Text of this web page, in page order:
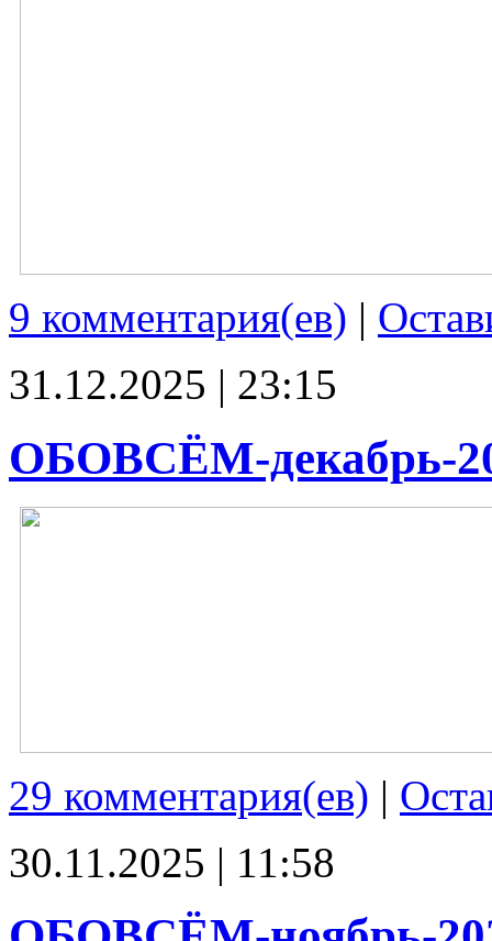
9 комментария(ев) |
31.12.2025 | 23:15
ОБОВСЁМ-декабрь-
29 комментария(ев) |
30.11.2025 | 11:58